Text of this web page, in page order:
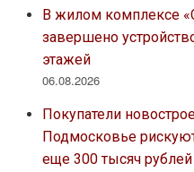
В жилом комплексе
завершено
этажей
06.08.2026
Покупатели
Подмосковье
еще 300 тысяч рублей